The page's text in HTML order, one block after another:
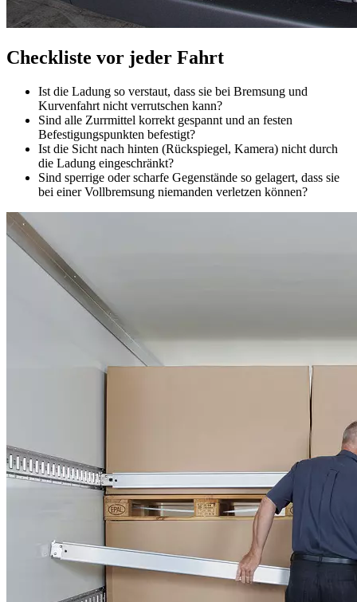
Checkliste vor jeder Fahrt
Ist die Ladung so verstaut, dass sie bei Bremsung und
Kurvenfahrt nicht verrutschen kann?
Sind alle Zurrmittel korrekt gespannt und an festen
Befestigungspunkten befestigt?
Ist die Sicht nach hinten (Rückspiegel, Kamera) nicht durch
die Ladung eingeschränkt?
Sind sperrige oder scharfe Gegenstände so gelagert, dass sie
bei einer Vollbremsung niemanden verletzen können?